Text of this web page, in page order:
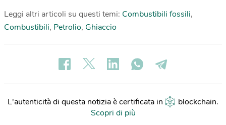
Leggi altri articoli su questi temi: Combustibili fossili,
Combustibili, Petrolio, Ghiaccio
L'autenticità di questa notizia è certificata in blockchain.
Scopri di più